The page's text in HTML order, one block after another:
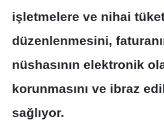
işletmelere ve nihai
düzenlenmesini,
nüshasının elektronik
korunmasını ve ibraz
sağlıyor.